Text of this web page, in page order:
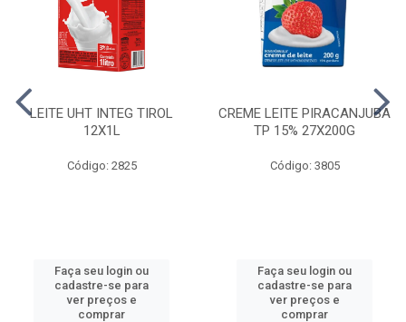
LEITE UHT INTEG TIROL
12X1L
Código: 2825
Faça seu login ou
cadastre-se para
ver preços e
comprar
CREME LEITE PIRACANJUBA
TP 15% 27X200G
Código: 3805
Faça seu login ou
cadastre-se para
ver preços e
comprar